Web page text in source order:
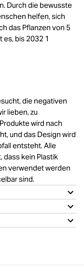
Durch die bewusste
helfen, sich
das Pflanzen von 5
es, bis 2032 1
die negativen
lieben, zu
wird nach
und das Design wird
entsteht. Alle
dass kein Plastik
verwendet werden
sind.